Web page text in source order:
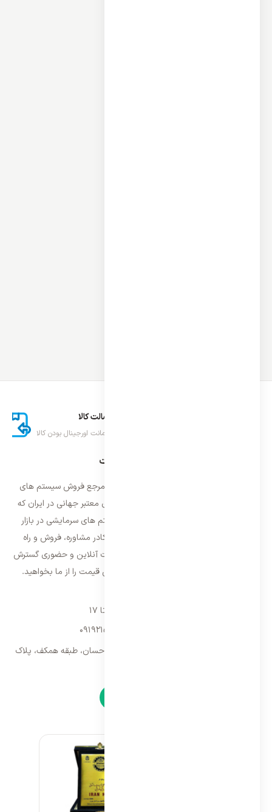
اصالت کالا
ضمانت اورجینال بودن کالا
درباره ایران اسپلیت
فروشگاه ایران اسپلیت اولین و معتمد ترین مرجع فروش سیستم های
تهویه مطبوع و سرمایشی وارداتی با برند های معتبر جهانی در ایران که
فعالیت خود را از سال ۱۳۸۷ با فروش سیستم های سرمایشی در بازار
تهران شروع و از سال ۱۳۹۵ با بهره گیری از کادر مشاوره، فروش و راه
اندازی، فعالیت خود را در سراسر کشور به صورت آنلاین و حضوری گسترش
داده است. با کیفیت ترین خدمات و بهترین قیمت را از ما بخواهید.
09192157173
تهران، سه راه امین حضور، مجتمع تجاری احسان، طبقه همکف، پلاک